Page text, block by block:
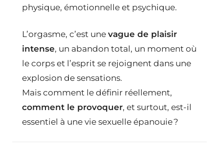
physique, émotionnelle et psychique.
L’orgasme, c’est une vague de plaisir
intense, un abandon total, un moment où
le corps et l’esprit se rejoignent dans une
explosion de sensations.
Mais comment le définir réellement,
comment le provoquer, et surtout, est-il
essentiel à une vie sexuelle épanouie ?